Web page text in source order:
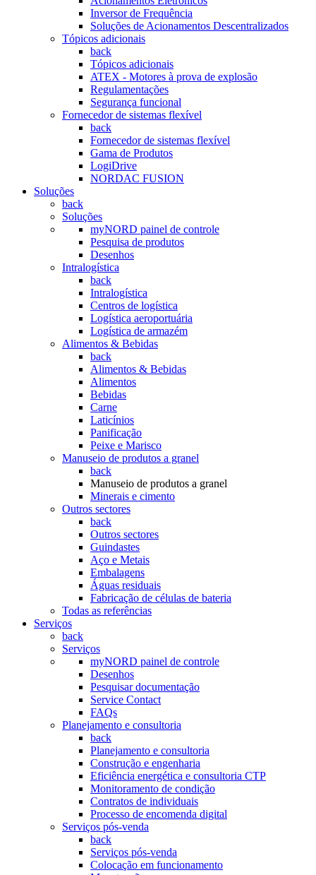
Inversor de Frequência
Soluções de Acionamentos Descentralizados
Tópicos adicionais
back
Tópicos adicionais
ATEX - Motores à prova de explosão
Regulamentações
Segurança funcional
Fornecedor de sistemas flexível
back
Fornecedor de sistemas flexível
Gama de Produtos
LogiDrive
NORDAC FUSION
Soluções
back
Soluções
myNORD painel de controle
Pesquisa de produtos
Desenhos
Intralogística
back
Intralogística
Centros de logística
Logística aeroportuária
Logística de armazém
Alimentos & Bebidas
back
Alimentos & Bebidas
Alimentos
Bebidas
Carne
Laticínios
Panificação
Peixe e Marisco
Manuseio de produtos a granel
back
Manuseio de produtos a granel
Minerais e cimento
Outros sectores
back
Outros sectores
Guindastes
Aço e Metais
Embalagens
Águas residuais
Fabricação de células de bateria
Todas as referências
Serviços
back
Serviços
myNORD painel de controle
Desenhos
Pesquisar documentação
Service Contact
FAQs
Planejamento e consultoria
back
Planejamento e consultoria
Construção e engenharia
Eficiência energética e consultoria CTP
Monitoramento de condição
Contratos de individuais
Processo de encomenda digital
Serviços pós-venda
back
Serviços pós-venda
Colocação em funcionamento